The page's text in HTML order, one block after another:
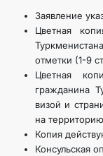
Заявление
Цветная
отметки (1-9
Цветная
гражданина
визой и
на
Копия
Консульская